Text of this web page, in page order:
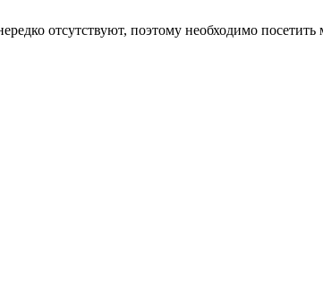
отсутствуют, поэтому необходимо посетить